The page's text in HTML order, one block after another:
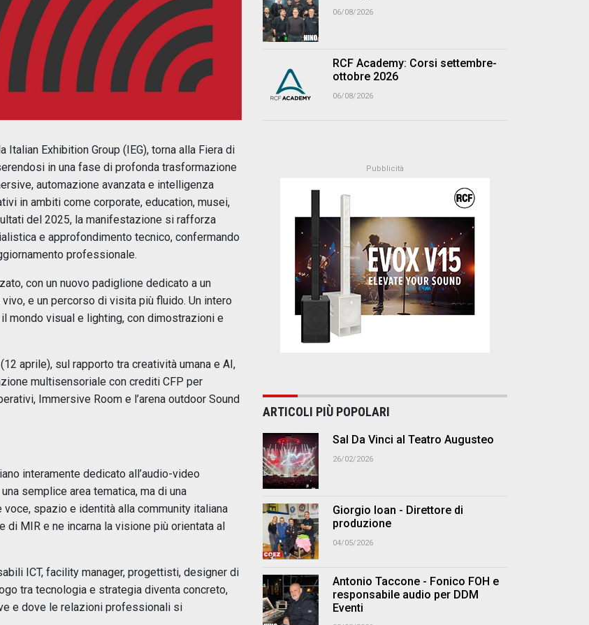
Exhibition Group (IEG), torna alla Fiera di
in una fase di profonda trasformazione
automazione avanzata e intelligenza
in ambiti come corporate, education, musei,
del 2025, la manifestazione si rafforza
e approfondimento tecnico, confermando
professionale.
con un nuovo padiglione dedicato a un
e un percorso di visita più fluido. Un intero
mondo visual e lighting, con dimostrazioni e
aprile), sul rapporto tra creatività umana e AI,
multisensoriale con crediti CFP per
Immersive Room e l’arena outdoor Sound
interamente dedicato all’audio-video
semplice area tematica, ma di una
spazio e identità alla community italiana
di MIR e ne incarna la visione più orientata al
ICT, facility manager, progettisti, designer di
tra tecnologia e strategia diventa concreto,
e dove le relazioni professionali si
06/08/2026
RCF Academy: Corsi settembre-
ottobre 2026
06/08/2026
ARTICOLI PIÙ POPOLARI
Sal Da Vinci al Teatro Augusteo
26/02/2026
Giorgio Ioan - Direttore di
produzione
04/05/2026
Antonio Taccone - Fonico FOH e
responsabile audio per DDM
Eventi